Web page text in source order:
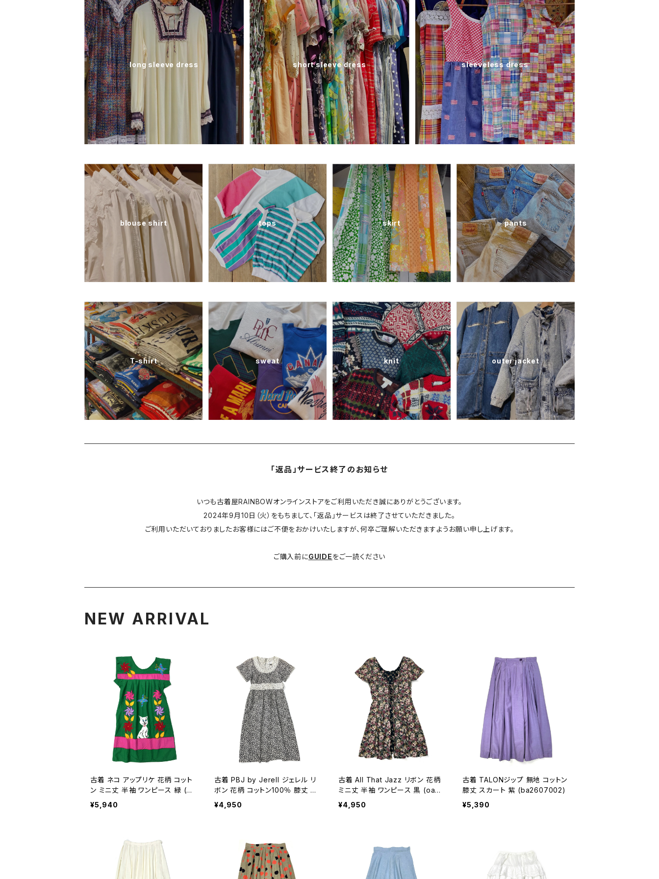
long sleeve dress short sleeve dress sleeveless dress
blouse shirt tops skirt pants
T-shirt sweat knit outer jacket
「返品」サービス終了のお知らせ
いつも古着屋RAINBOWオンラインストアをご利用いただき誠にありがとうございます。
2024年9月10日（火）をもちまして、「返品」サービスは終了させていただきました。
ご利用いただいておりましたお客様にはご不便をおかけいたしますが、何卒ご理解いただきますようお願い申し上げます。
ご購入前にGUIDEをご一読ください
NEW ARRIVAL
古着 ネコ アップリケ 花柄 コット
ン ミニ丈 半袖 ワンピース 緑 (oa
2607077)
¥5,940
古着 PBJ by Jerell ジェレル リ
ボン 花柄 コットン100％ 膝丈 半
袖 ワンピース 黒 (oa2607079)
¥4,950
古着 All That Jazz リボン 花柄
ミニ丈 半袖 ワンピース 黒 (oa26
07076)
¥4,950
古着 TALONジップ 無地 コットン
膝丈 スカート 紫 (ba2607002)
¥5,390